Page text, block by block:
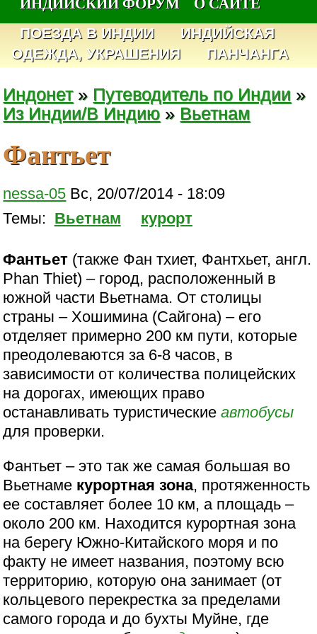
ПОЕЗДА В ИНДИИ
ИНДИЙСКАЯ
ОДЕЖДА, УКРАШЕНИЯ
ПАНЧАНГА
Индонет» Путеводитель по Индии »
Из Индии/В Индию » Вьетнам
Фантьет
nessa-05 Вс, 20/07/2014 - 18:09
Темы: Вьетнам курорт
Фантьет (также Фан тхиет, Фантхьет, англ.
Phan Thiet) – город, расположенный в
южной части Вьетнама. От столицы
страны – Хошимина (Сайгона) – его
отделяет примерно 200 км пути, которые
преодолеваются за 6-8 часов, в
зависимости от количества полицейских
на дорогах, имеющих право
останавливать туристическиеавтобусы
для проверки.
Фантьет – это так же самая большая во
Вьетнаме курортная зона, протяженность
ее составляет более 10 км, а площадь –
около 200 км. Находится курортная зона
на берегу Южно-Китайского моря и по
факту не имеет названия, поэтому всю
территорию, которую она занимает (от
кольцевого перекрестка за пределами
самого города и до бухты Муйне, где